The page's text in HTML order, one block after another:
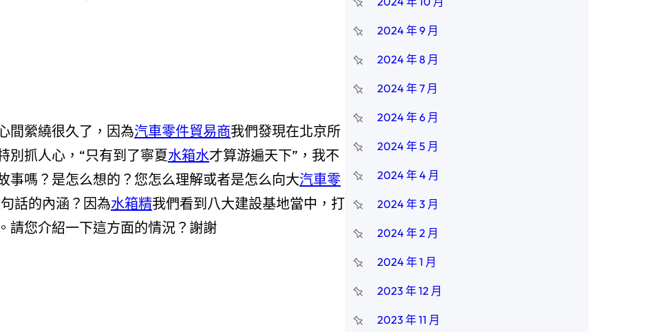
間縈繞很久了，因為汽車零件貿易商我們發現在北京所
別抓人心，“只有到了寧夏水箱水才算游遍天下”，我不
事嗎？是怎么想的？您怎么理解或者是怎么向大汽車零
話的內涵？因為水箱精我們看到八大建設基地當中，打
請您介紹一下這方面的情況？謝謝
2024 年 9 月
2024 年 8 月
2024 年 7 月
2024 年 6 月
2024 年 5 月
2024 年 4 月
2024 年 3 月
2024 年 2 月
2024 年 1 月
2023 年 12 月
2023 年 11 月